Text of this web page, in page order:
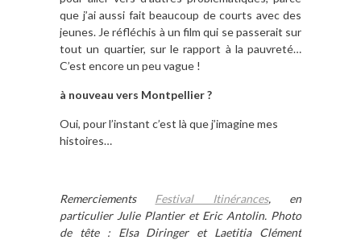
que j’ai aussi fait beaucoup de courts avec des
jeunes. Je réfléchis à un film qui se passerait sur
tout un quartier, sur le rapport à la pauvreté…
C’est encore un peu vague !
à nouveau vers Montpellier ?
Oui, pour l’instant c’est là que j’imagine mes
histoires…
Remerciements Festival Itinérances, en
particulier Julie Plantier et Eric Antolin. Photo
de tête : Elsa Diringer et Laetitia Clément